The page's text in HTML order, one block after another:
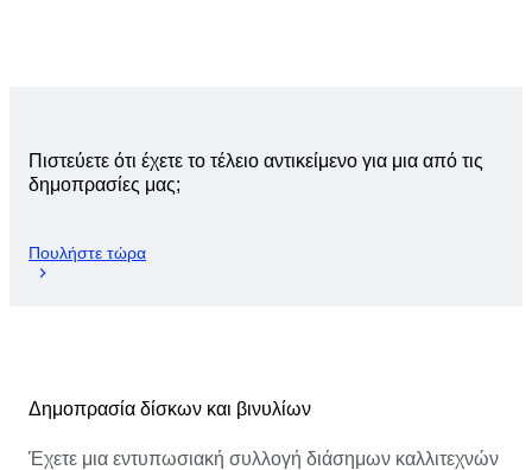
Πιστεύετε ότι έχετε το τέλειο αντικείμενο για μια από τις
δημοπρασίες μας;
Πουλήστε τώρα
Δημοπρασία δίσκων και βινυλίων
Έχετε μια εντυπωσιακή συλλογή διάσημων καλλιτεχνών